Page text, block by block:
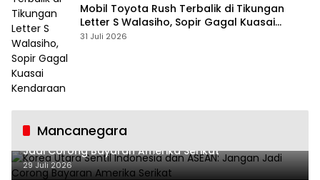
Mobil Toyota Rush Terbalik di Tikungan
Letter S Walasiho, Sopir Gagal Kuasai
Kendaraan
31 Juli 2026
Mancanegara
Korea Utara Sentil Indonesia dan ASEAN: Jangan
Jadi Corong Bayaran Amerika Serikat
29 Juli 2026